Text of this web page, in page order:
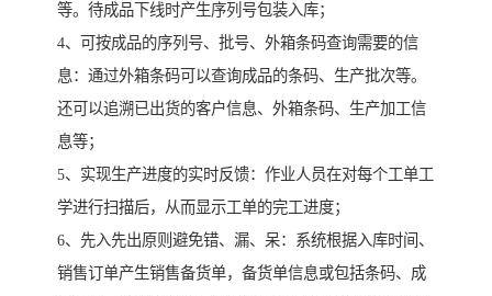
等。待成品下线时产生序列号包装入库；
4、可按成品的序列号、批号、外箱条码查询需要的信
息：通过外箱条码可以查询成品的条码、生产批次等。
还可以追溯已出货的客户信息、外箱条码、生产加工信
息等；
5、实现生产进度的实时反馈：作业人员在对每个工单工
学进行扫描后，从而显示工单的完工进度；
6、先入先出原则避免错、漏、呆：系统根据入库时间、
销售订单产生销售备货单，备货单信息或包括条码、成